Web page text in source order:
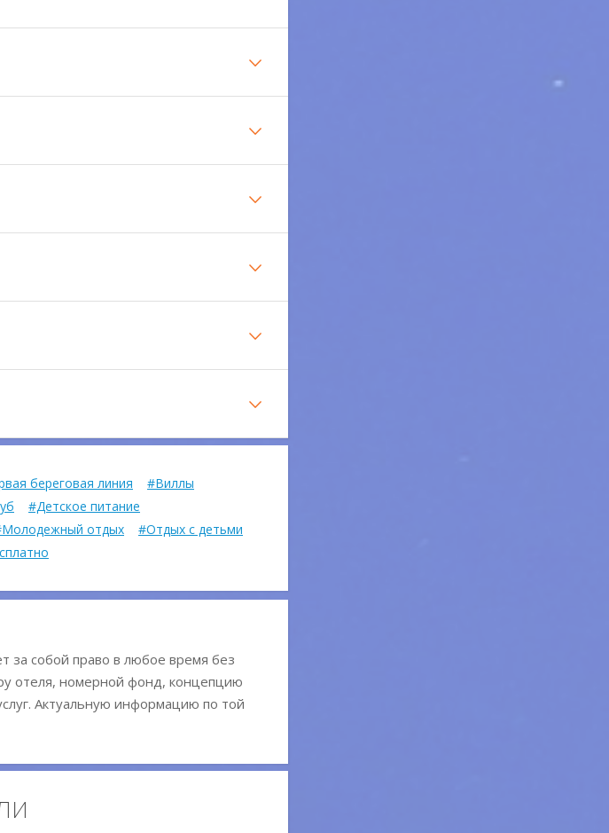
береговая линия
#Виллы
#Детское питание
отдых
#Отдых с детьми
за собой право в любое время без
отеля, номерной фонд, концепцию
Актуальную информацию по той